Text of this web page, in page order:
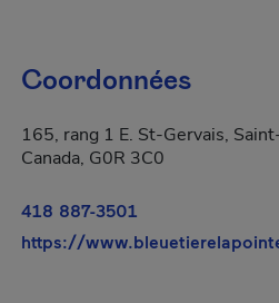
Coordonnées
165, rang 1 E. St-Gervais,
Canada, G0R 3C0
418 887-3501
https://